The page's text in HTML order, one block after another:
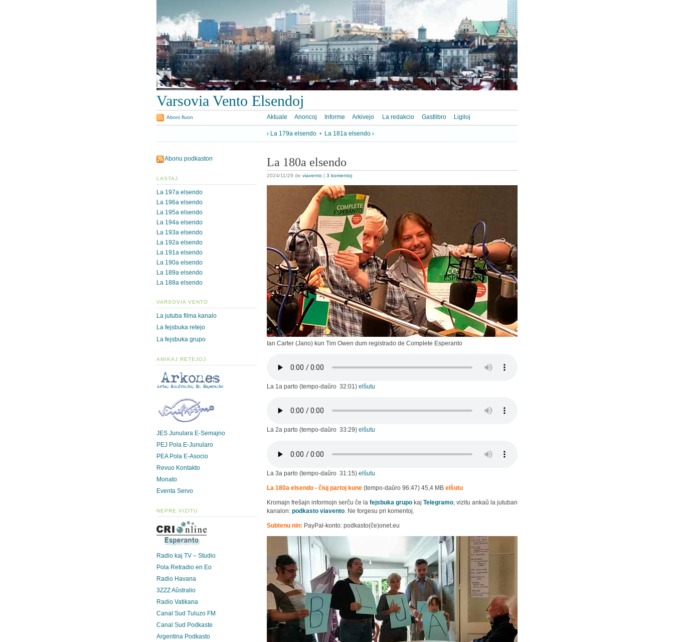
Varsovia Vento Elsendoj
Aktuale Anoncoj Informe Arkivejo La redakcio Gastlibro Ligiloj
Aboni fluon
‹ La 179a elsendo • La 181a elsendo ›
La 180a elsendo
2024/11/29 de viavento | 3 komentoj
Ian Carter (Jano) kun Tim Owen dum registrado de Complete Esperanto
La 1a parto (tempo-daŭro 32:01) elŝutu
La 2a parto (tempo-daŭro 33:29) elŝutu
La 3a parto (tempo-daŭro 31:15) elŝutu
La 180a elsendo - ĉiuj partoj kune (tempo-daŭro 96:47) 45,4 MB elŝutu
Kromajn freŝajn informojn serĉu ĉe la fejsbuka grupo kaj Telegramo, vizitu ankaŭ la jutuban
kanalon: podkasto viavento. Ne forgesu pri komentoj.
Subtenu nin: PayPal-konto: podkasto(ĉe)onet.eu
Abonu podkaston
LASTAJ
La 197a elsendo
La 196a elsendo
La 195a elsendo
La 194a elsendo
La 193a elsendo
La 192a elsendo
La 191a elsendo
La 190a elsendo
La 189a elsendo
La 188a elsendo
VARSOVIA VENTO
La jutuba filma kanalo
La fejsbuka retejo
La fejsbuka grupo
AMIKAJ RETEJOJ
JES Junulara E-Semajno
PEJ Pola E-Junularo
PEA Pola E-Asocio
Revuo Kontakto
Monato
Eventa Servo
NEPRE VIZITU
Radio kaj TV – Studio
Pola Retradio en Eo
Radio Havana
3ZZZ Aŭstralio
Radio Vatikana
Canal Sud Tuluzo FM
Canal Sud Podkaste
Argentina Podkasto